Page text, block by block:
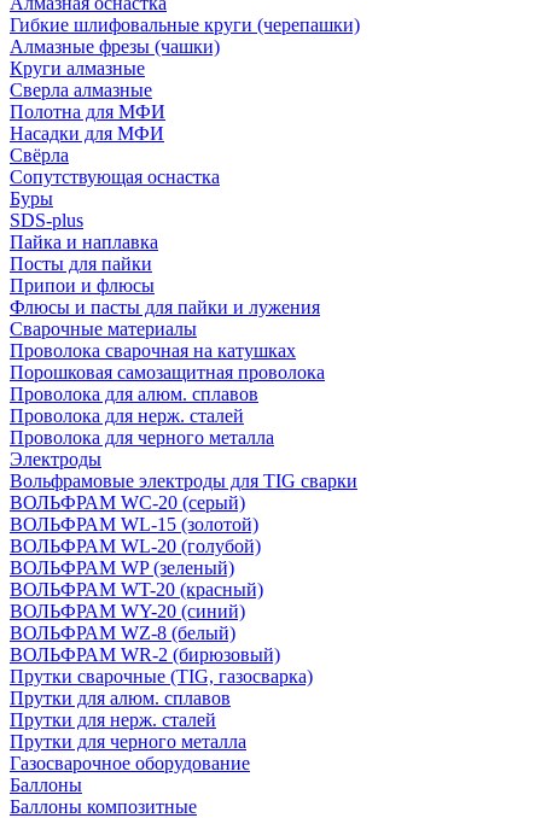
Гибкие шлифовальные круги (черепашки)
Алмазные фрезы (чашки)
Круги алмазные
Сверла алмазные
Полотна для МФИ
Насадки для МФИ
Свёрла
Сопутствующая оснастка
Буры
SDS-plus
Пайка и наплавка
Посты для пайки
Припои и флюсы
Флюсы и пасты для пайки и лужения
Сварочные материалы
Проволока сварочная на катушках
Порошковая самозащитная проволока
Проволока для алюм. сплавов
Проволока для нерж. сталей
Проволока для черного металла
Электроды
Вольфрамовые электроды для TIG сварки
ВОЛЬФРАМ WC-20 (серый)
ВОЛЬФРАМ WL-15 (золотой)
ВОЛЬФРАМ WL-20 (голубой)
ВОЛЬФРАМ WP (зеленый)
ВОЛЬФРАМ WT-20 (красный)
ВОЛЬФРАМ WY-20 (синий)
ВОЛЬФРАМ WZ-8 (белый)
ВОЛЬФРАМ WR-2 (бирюзовый)
Прутки сварочные (TIG, газосварка)
Прутки для алюм. сплавов
Прутки для нерж. сталей
Прутки для черного металла
Газосварочное оборудование
Баллоны
Баллоны композитные